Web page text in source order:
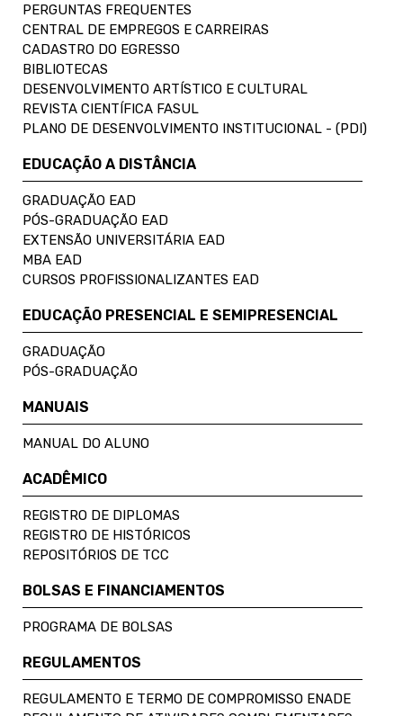
PERGUNTAS FREQUENTES
CENTRAL DE EMPREGOS E CARREIRAS
CADASTRO DO EGRESSO
BIBLIOTECAS
DESENVOLVIMENTO ARTÍSTICO E CULTURAL
REVISTA CIENTÍFICA FASUL
PLANO DE DESENVOLVIMENTO INSTITUCIONAL - (PDI)
EDUCAÇÃO A DISTÂNCIA
GRADUAÇÃO EAD
PÓS-GRADUAÇÃO EAD
EXTENSÃO UNIVERSITÁRIA EAD
MBA EAD
CURSOS PROFISSIONALIZANTES EAD
EDUCAÇÃO PRESENCIAL E SEMIPRESENCIAL
GRADUAÇÃO
PÓS-GRADUAÇÃO
MANUAIS
MANUAL DO ALUNO
ACADÊMICO
REGISTRO DE DIPLOMAS
REGISTRO DE HISTÓRICOS
REPOSITÓRIOS DE TCC
BOLSAS E FINANCIAMENTOS
PROGRAMA DE BOLSAS
REGULAMENTOS
REGULAMENTO E TERMO DE COMPROMISSO ENADE